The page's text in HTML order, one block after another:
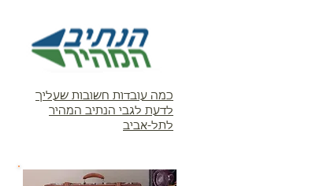
כמה עובדות חשובות שעליך
לדעת לגבי הנתיב המהיר
לתל-אביב